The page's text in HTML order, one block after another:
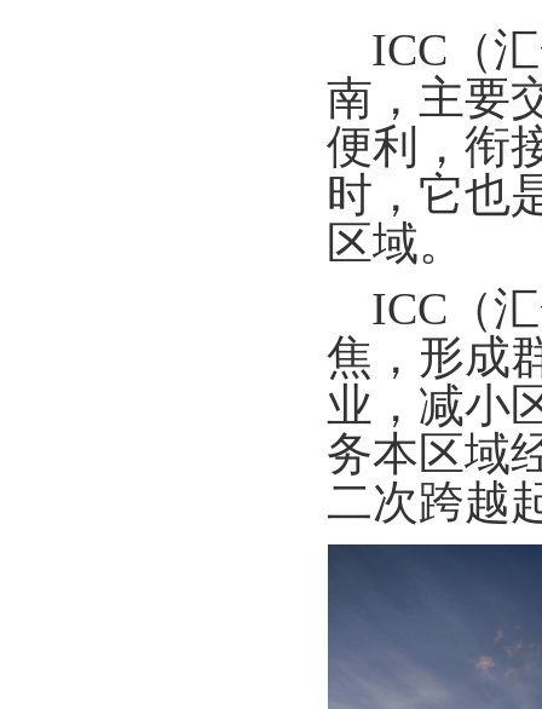
ICC（
南，主要
便利，衔
时，它也
区域。
ICC（
焦，形成
业，减小
务本区域
二次跨越